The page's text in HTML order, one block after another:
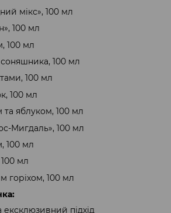
мікс», 100 мл
100 мл
100 мл
100 мл
100 мл
100 мл
яблуком, 100 мл
Мигдаль», 100 мл
100 мл
мл
горіхом, 100 мл
ексклюзивний підхід